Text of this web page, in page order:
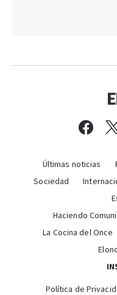
Últimas noticias
Sociedad
Haciendo
La Cocina del Once
Política de